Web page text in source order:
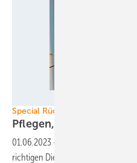
Special Rückbau & Repowering
Pflegen, abreißen, neue
01.06.2023 -
richtigen Dienstleister sind